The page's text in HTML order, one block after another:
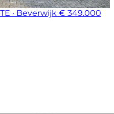
· Beverwijk € 349.000